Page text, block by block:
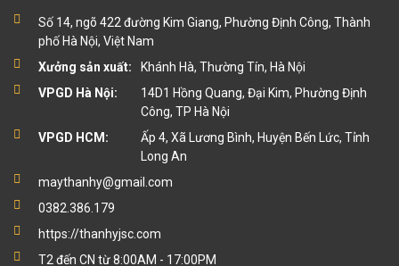
Số 14, ngõ 422 đường Kim Giang, Phường Định Công, Thành
phố Hà Nội, Việt Nam
Xưởng sản xuất:
Khánh Hà, Thường Tín, Hà Nội
VPGD Hà Nội:
14D1 Hồng Quang, Đại Kim, Phường Định
Công, TP Hà Nội
VPGD HCM:
Ấp 4, Xã Lương Bình, Huyện Bến Lức, Tỉnh
Long An
maythanhy@gmail.com
0382.386.179
https://thanhyjsc.com
T2 đến CN từ 8:00AM - 17:00PM